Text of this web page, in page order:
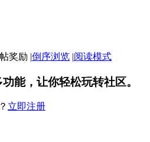
|倒序浏览 |阅读模式
能，让你轻松玩转社区。
立即注册